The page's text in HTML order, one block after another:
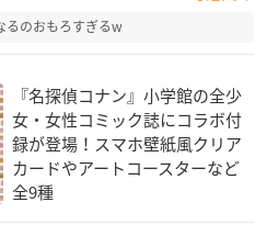
るのおもろすぎるw
『名探偵コナン』小学館の全少
女・女性コミック誌にコラボ付
録が登場！スマホ壁紙風クリア
カードやアートコースターなど
全9種